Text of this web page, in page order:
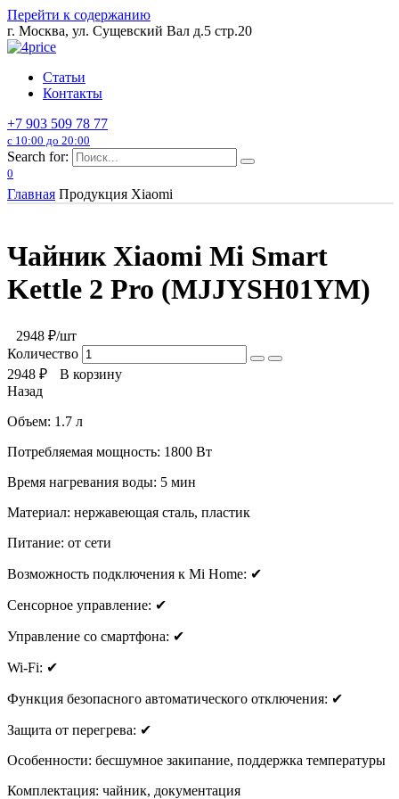
Перейти к содержанию
г. Москва, ул. Сущевский Вал д.5 стр.20
Статьи
Контакты
+7 903 509 78 77
с 10:00 до 20:00
Search for:
0
Главная Продукция Xiaomi
Чайник Xiaomi Mi Smart
Kettle 2 Pro (MJJYSH01YM)
2948 ₽/шт
Количество
2948 ₽
В корзину
Назад
Объем: 1.7 л
Потребляемая мощность: 1800 Вт
Время нагревания воды: 5 мин
Материал: нержавеющая сталь, пластик
Питание: от сети
Возможность подключения к Mi Home: ✔
Сенсорное управление: ✔
Управление со смартфона: ✔
Wi-Fi: ✔
Функция безопасного автоматического отключения: ✔
Защита от перегрева: ✔
Особенности: бесшумное закипание, поддержка температуры
Комплектация: чайник, документация